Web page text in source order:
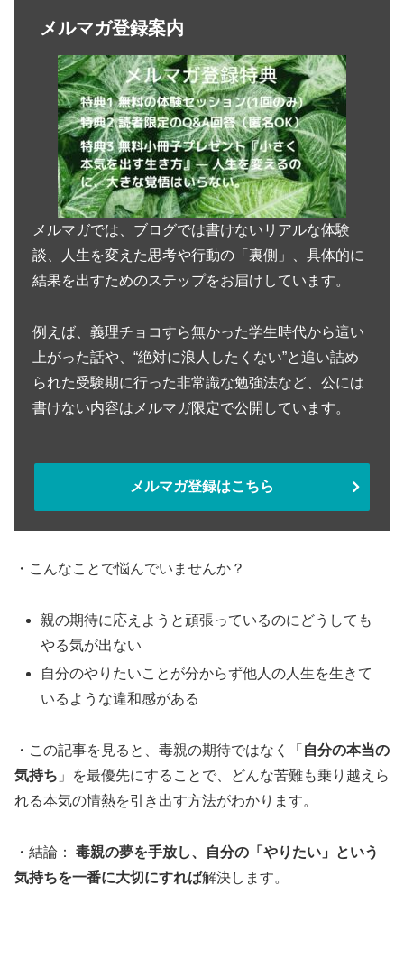
メルマガ登録案内
メルマガでは、ブログでは書けないリアルな体験
談、人生を変えた思考や行動の「裏側」、具体的に
結果を出すためのステップをお届けしています。
例えば、義理チョコすら無かった学生時代から這い
上がった話や、“絶対に浪人したくない”と追い詰め
られた受験期に行った非常識な勉強法など、公には
書けない内容はメルマガ限定で公開しています。
メルマガ登録はこちら
・こんなことで悩んでいませんか？
親の期待に応えようと頑張っているのにどうしても
やる気が出ない
自分のやりたいことが分からず他人の人生を生きて
いるような違和感がある
・この記事を見ると、毒親の期待ではなく「 自分の本当の
気持ち 」を最優先にすることで、どんな苦難も乗り越えら
れる本気の情熱を引き出す方法がわかります。
・結論： 毒親の夢を手放し、自分の「やりたい」という
気持ちを一番に大切にすれば解決します。